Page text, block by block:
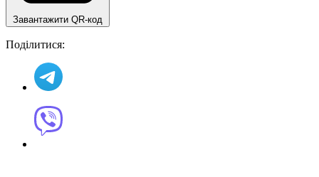
Завантажити QR-код
Поділитися: